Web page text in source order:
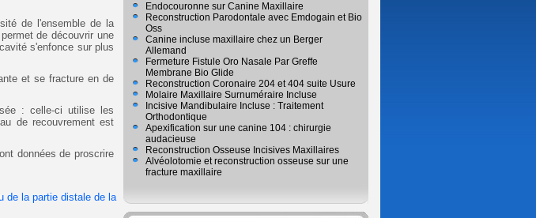
de l'ensemble de la
de découvrir une
s'enfonce sur plus
et se fracture en de
: celle-ci utilise les
de recouvrement est
données de proscrire
Endocouronne sur Canine Maxillaire
Reconstruction Parodontale avec Emdogain et Bio
Oss
Canine incluse maxillaire chez un Berger
Allemand
Fermeture Fistule Oro Nasale Par Greffe
Membrane Bio Glide
Reconstruction Coronaire 204 et 404 suite Usure
Molaire Maxillaire Surnuméraire Incluse
Incisive Mandibulaire Incluse : Traitement
Orthodontique
Apexification sur une canine 104 : chirurgie
audacieuse
Reconstruction Osseuse Incisives Maxillaires
Alvéolotomie et reconstruction osseuse sur une
fracture maxillaire